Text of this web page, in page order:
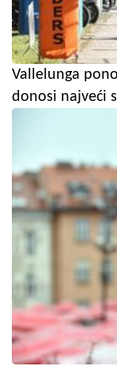
Vallelunga
donosi najveći